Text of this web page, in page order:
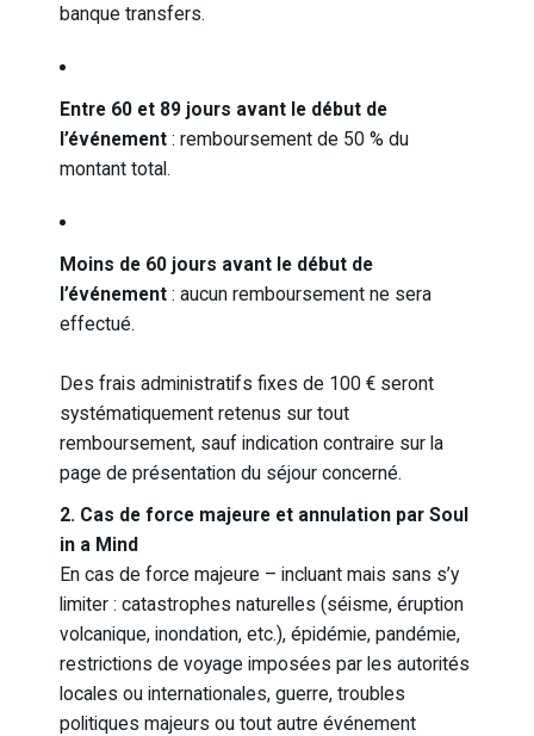
banque transfers.
Entre 60 et 89 jours avant le début de
l’événement : remboursement de 50 % du
montant total.
Moins de 60 jours avant le début de
l’événement : aucun remboursement ne sera
effectué.
Des frais administratifs fixes de 100 € seront
systématiquement retenus sur tout
remboursement, sauf indication contraire sur la
page de présentation du séjour concerné.
2. Cas de force majeure et annulation par Soul
in a Mind
En cas de force majeure – incluant mais sans s’y
limiter : catastrophes naturelles (séisme, éruption
volcanique, inondation, etc.), épidémie, pandémie,
restrictions de voyage imposées par les autorités
locales ou internationales, guerre, troubles
politiques majeurs ou tout autre événement